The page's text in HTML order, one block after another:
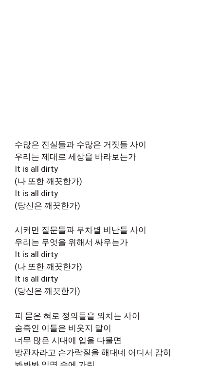
수많은 진실들과 수많은 거짓들 사이
우리는 제대로 세상을 바라보는가
It is all dirty
(나 또한 깨끗한가)
It is all dirty
(당신은 깨끗한가)
시커먼 질문들과 무차별 비난들 사이
우리는 무엇을 위해서 싸우는가
It is all dirty
(나 또한 깨끗한가)
It is all dirty
(당신은 깨끗한가)
피 묻은 혀로 정의들을 외치는 사이
숨죽인 이들은 비웃지 말이
너무 많은 시대에 입을 다물면
방관자라고 손가락질을 해대네 어디서 감히